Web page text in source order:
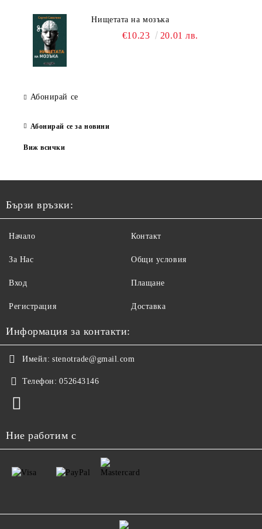
Нищетата на мозъка
€10.23 20.01 лв.
Абонирай се
Абонирай се за новини
Виж всички
Бързи връзки:
Начало
За Нас
Вход
Регистрация
Контакт
Общи условия
Плащане
Доставка
Информация за контакти:
Имейл: stenotrade@gmail.com
Телефон: 052643146
Ние работим с